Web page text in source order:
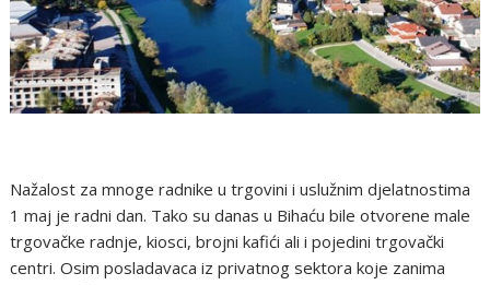
Nažalost za mnoge radnike u trgovini i uslužnim djelatnostima
1 maj je radni dan. Tako su danas u Bihaću bile otvorene male
trgovačke radnje, kiosci, brojni kafići ali i pojedini trgovački
centri. Osim posladavaca iz privatnog sektora koje zanima